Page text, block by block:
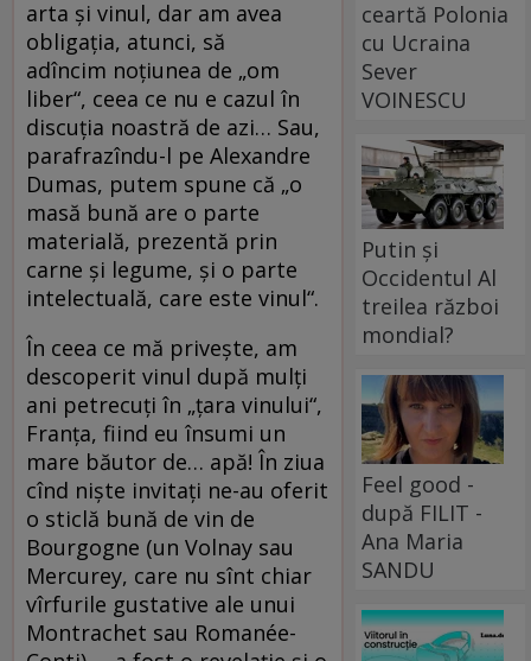
arta și vinul, dar am avea
obligația, atunci, să
adîncim noțiunea de „om
liber“, ceea ce nu e cazul în
discuția noastră de azi… Sau,
parafrazîndu-l pe Alexandre
Dumas, putem spune că „o
masă bună are o parte
materială, prezentă prin
carne și legume, și o parte
intelectuală, care este vinul“.
În ceea ce mă privește, am
descoperit vinul după mulți
ani petrecuți în „țara vinului“,
Franța, fiind eu însumi un
mare băutor de… apă! În ziua
cînd niște invitați ne-au oferit
o sticlă bună de vin de
Bourgogne (un Volnay sau
Mercurey, care nu sînt chiar
vîrfurile gustative ale unui
Montrachet sau Romanée-
ceartă Polonia
cu Ucraina
Sever
VOINESCU
Putin și
Occidentul Al
treilea război
mondial?
Feel good -
după FILIT -
Ana Maria
SANDU